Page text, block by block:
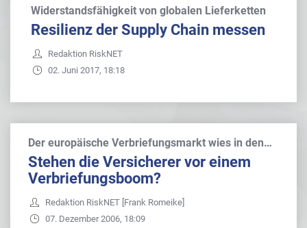
Widerstandsfähigkeit von globalen Lieferketten
Resilienz der Supply Chain messen
Redaktion RiskNET
02. Juni 2017, 18:18
Der europäische Verbriefungsmarkt wies in den…
Stehen die Versicherer vor einem
Verbriefungsboom?
Redaktion RiskNET [Frank Romeike]
07. Dezember 2006, 18:09